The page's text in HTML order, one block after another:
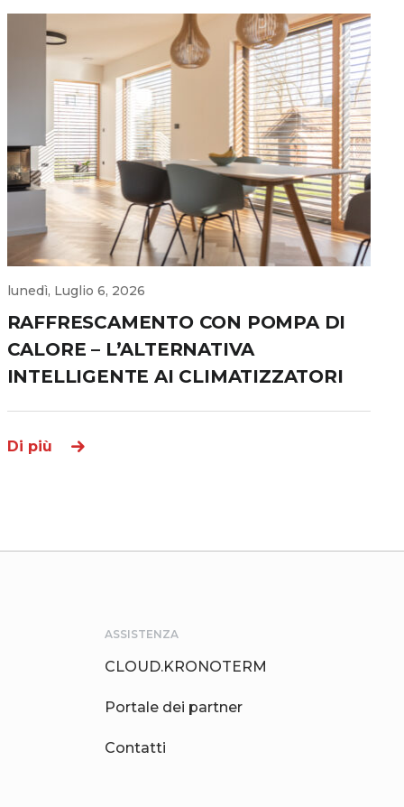
lunedì, Luglio 6, 2026
RAFFRESCAMENTO CON POMPA DI
CALORE – L’ALTERNATIVA
INTELLIGENTE AI CLIMATIZZATORI
Di più
ASSISTENZA
CLOUD.KRONOTERM
Portale dei partner
Contatti